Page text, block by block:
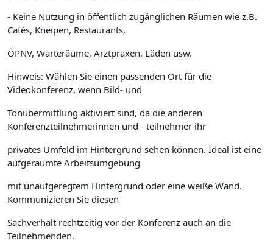
- Keine Nutzung in öffentlich zugänglichen Räumen wie z.B.
Cafés, Kneipen, Restaurants,
ÖPNV, Warteräume, Arztpraxen, Läden usw.
Hinweis: Wählen Sie einen passenden Ort für die
Videokonferenz, wenn Bild- und
Tonübermittlung aktiviert sind, da die anderen
Konferenzteilnehmerinnen und - teilnehmer ihr
privates Umfeld im Hintergrund sehen können. Ideal ist eine
aufgeräumte Arbeitsumgebung
mit unaufgeregtem Hintergrund oder eine weiße Wand.
Kommunizieren Sie diesen
Sachverhalt rechtzeitig vor der Konferenz auch an die
Teilnehmenden.